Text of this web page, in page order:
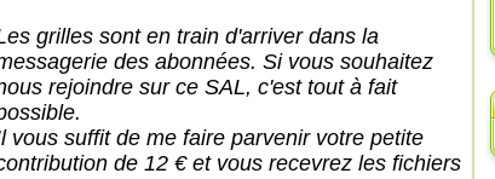
grilles sont en train d'arriver dans la
des abonnées. Si vous souhaitez
rejoindre sur ce SAL, c'est tout à fait
vous suffit de me faire parvenir votre petite
de 12 € et vous recevrez les fichiers